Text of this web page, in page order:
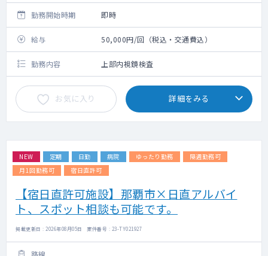
勤務開始時期 即時
給与 50,000円/回（税込・交通費込）
勤務内容 上部内視鏡検査
お気に入り 詳細をみる
NEW 定期 日勤 病院 ゆったり勤務
隔週勤務可
月1回勤務可
宿日直許可
【宿日直許可施設】那覇市×日直アルバイ
ト、スポット相談も可能です。
掲載更新日 : 2026年08月05日 案件番号 : 23-TY021927
路線